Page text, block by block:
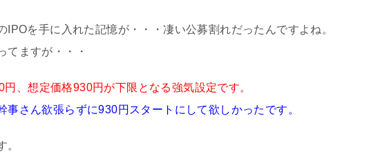
IPOを手に入れた記憶が・・・凄い公募割れだったんですよね。
てますが・・・
、想定価格930円が下限となる強気設定です。
事さん欲張らずに930円スタートにして欲しかったです。
。